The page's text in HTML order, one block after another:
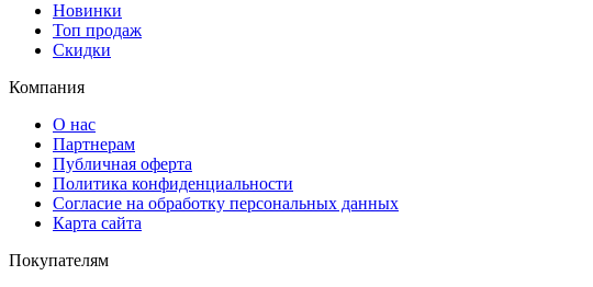
Новинки
Топ продаж
Скидки
Компания
О нас
Партнерам
Публичная оферта
Политика конфиденциальности
Согласие на обработку персональных данных
Карта сайта
Покупателям